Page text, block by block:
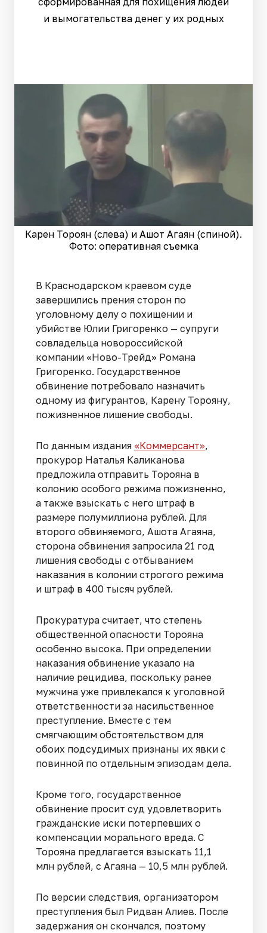
и вымогательства денег у их родных
Карен Тороян (слева) и Ашот Агаян (спиной).
Фото: оперативная съемка
В Краснодарском краевом суде
завершились прения сторон по
уголовному делу о похищении и
убийстве Юлии Григоренко — супруги
совладельца новороссийской
компании «Ново-Трейд» Романа
Григоренко. Государственное
обвинение потребовало назначить
одному из фигурантов, Карену Торояну,
пожизненное лишение свободы.
По данным издания «Коммерсант»,
прокурор Наталья Каликанова
предложила отправить Торояна в
колонию особого режима пожизненно,
а также взыскать с него штраф в
размере полумиллиона рублей. Для
второго обвиняемого, Ашота Агаяна,
сторона обвинения запросила 21 год
лишения свободы с отбыванием
наказания в колонии строгого режима
и штраф в 400 тысяч рублей.
Прокуратура считает, что степень
общественной опасности Торояна
особенно высока. При определении
наказания обвинение указало на
наличие рецидива, поскольку ранее
мужчина уже привлекался к уголовной
ответственности за насильственное
преступление. Вместе с тем
смягчающим обстоятельством для
обоих подсудимых признаны их явки с
повинной по отдельным эпизодам дела.
Кроме того, государственное
обвинение просит суд удовлетворить
гражданские иски потерпевших о
компенсации морального вреда. С
Торояна предлагается взыскать 11,1
млн рублей, с Агаяна — 10,5 млн рублей.
По версии следствия, организатором
преступления был Ридван Алиев. После
задержания он скончался, поэтому